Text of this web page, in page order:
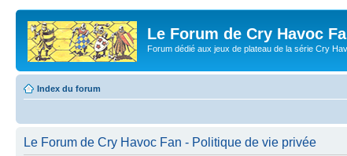
Le Forum de Cry Havoc
Forum dédié aux jeux de plateau de la série Cry
Index du forum
Le Forum de Cry Havoc Fan - Politique de vie privée